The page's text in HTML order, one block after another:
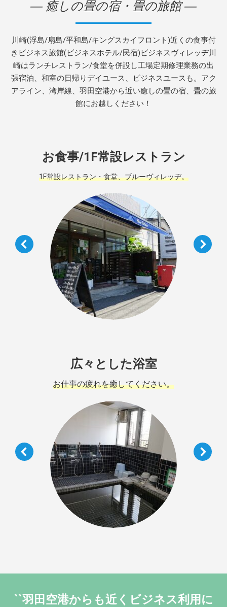
― 癒しの畳の宿・畳の旅館 ―
川崎(浮島/扇島/平和島/キングスカイフロント)近くの食事付
きビジネス旅館(ビジネスホテル/民宿)ビジネスヴィレッヂ川
崎はランチレストラン/食堂を併設し工場定期修理業務の出
張宿泊、和室の日帰りデイユース、ビジネスユースも。アク
アライン、湾岸線、羽田空港から近い癒しの畳の宿、畳の旅
館にお越しください！
お食事/1F常設レストラン
1F常設レストラン・食堂、ブルーヴィレッヂ。
広々とした浴室
お仕事の疲れを癒してください。
``羽田空港からも近くビジネス利用に